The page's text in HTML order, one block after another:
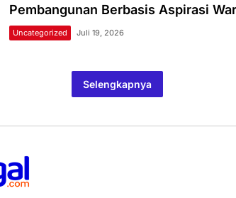
Pembangunan Berbasis Aspirasi
Uncategorized Juli 19, 2026
Selengkapnya